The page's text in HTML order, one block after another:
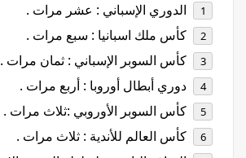
الدوري الإسباني : عشر مرات .
كأس ملك اسبانيا : سبع مرات .
كأس السوبر الإسباني : ثمان مرات .
دوري أبطال أوروبا : أربع مرات .
كأس السوبر الأوروبي :ثلاث مرات .
كأس العالم للأندية : ثلاث مرات .